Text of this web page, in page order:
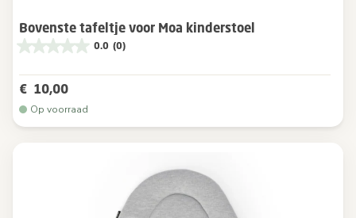
Bovenste tafeltje voor Moa kinderstoel
0.0 (0)
€ 10,00
Op voorraad